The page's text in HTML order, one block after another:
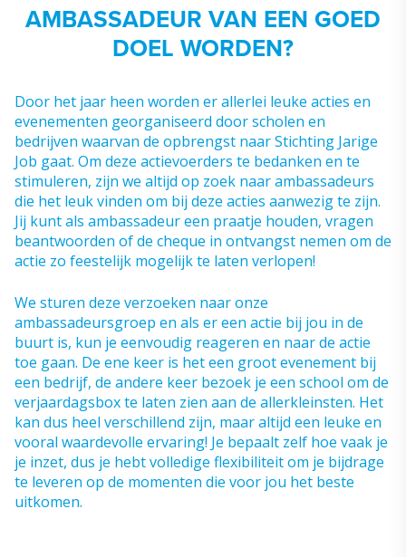
AMBASSADEUR VAN EEN GOED
DOEL WORDEN?
Door het jaar heen worden er allerlei leuke acties en
evenementen georganiseerd door scholen en
bedrijven waarvan de opbrengst naar Stichting Jarige
Job gaat. Om deze actievoerders te bedanken en te
stimuleren, zijn we altijd op zoek naar ambassadeurs
die het leuk vinden om bij deze acties aanwezig te zijn.
Jij kunt als ambassadeur een praatje houden, vragen
beantwoorden of de cheque in ontvangst nemen om de
actie zo feestelijk mogelijk te laten verlopen!
We sturen deze verzoeken naar onze
ambassadeursgroep en als er een actie bij jou in de
buurt is, kun je eenvoudig reageren en naar de actie
toe gaan. De ene keer is het een groot evenement bij
een bedrijf, de andere keer bezoek je een school om de
verjaardagsbox te laten zien aan de allerkleinsten. Het
kan dus heel verschillend zijn, maar altijd een leuke en
vooral waardevolle ervaring! Je bepaalt zelf hoe vaak je
je inzet, dus je hebt volledige flexibiliteit om je bijdrage
te leveren op de momenten die voor jou het beste
uitkomen.